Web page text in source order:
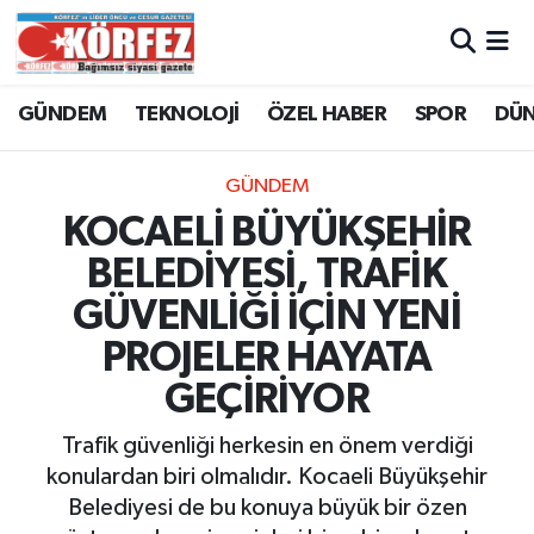
GÜNDEM TEKNOLOJİ ÖZEL HABER SPOR
GÜNDEM
KOCAELİ BÜYÜKŞEHİR
BELEDİYESİ, TRAFİK
GÜVENLİĞİ İÇİN YENİ
PROJELER HAYATA
GEÇİRİYOR
Trafik güvenliği herkesin en önem verdiği
konulardan biri olmalıdır. Kocaeli Büyükşehir
Belediyesi de bu konuya büyük bir özen
Trafik Durumu
Süper Lig Puan Durumu ve Fikstür
Tüm Manşetler
Son Dakika Haberleri
Haber Arşivi